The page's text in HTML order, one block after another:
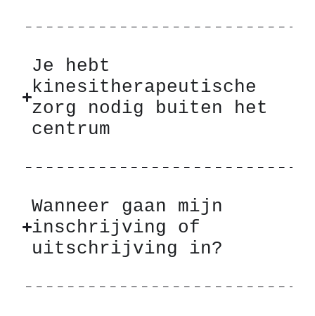
Je hebt
kinesitherapeutische
zorg nodig buiten het
centrum
Wanneer gaan mijn
inschrijving of
uitschrijving in?